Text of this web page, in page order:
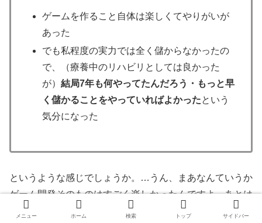
ゲームを作ること自体は楽しくてやりがいが
あった
でも私程度の実力では全く儲からなかったの
で、（療養中のリハビリとしては良かった
が）結局7年も何やってたんだろう・もっと早
く儲かることをやっていればよかったという
気分になった
というような感じでしょうか。…うん、まあなんていうか
ゲーム開発そのものはすごく楽しかったんですよ。あとは
儲かりさえすれば最高だったんだけどな～
ってことです。
メニュー ホーム 検索 トップ サイドバー